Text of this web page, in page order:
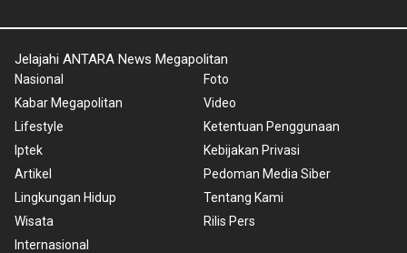
Jelajahi ANTARA News Megapolitan
Nasional
Kabar Megapolitan
Lifestyle
Iptek
Artikel
Lingkungan Hidup
Wisata
Internasional
Foto
Video
Ketentuan Penggunaan
Kebijakan Privasi
Pedoman Media Siber
Tentang Kami
Rilis Pers